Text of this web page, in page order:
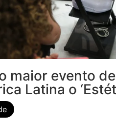
maior evento
Latina o